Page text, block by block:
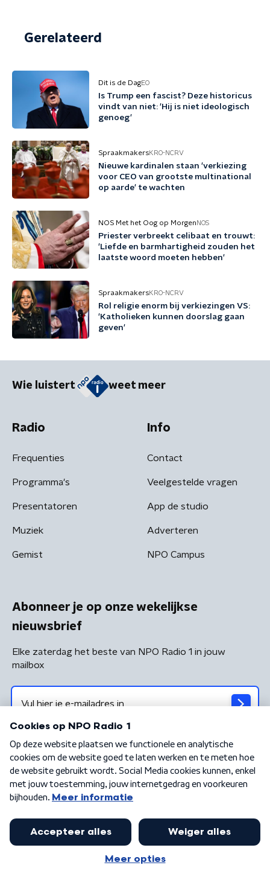
Gerelateerd
Dit is de DagEO
Is Trump een fascist? Deze historicus
vindt van niet: 'Hij is niet ideologisch
genoeg'
SpraakmakersKRO-NCRV
Nieuwe kardinalen staan 'verkiezing
voor CEO van grootste multinational
op aarde' te wachten
NOS Met het Oog op Morgen NOS
Priester verbreekt celibaat en trouwt:
'Liefde en barmhartigheid zouden het
laatste woord moeten hebben'
SpraakmakersKRO-NCRV
Rol religie enorm bij verkiezingen VS:
'Katholieken kunnen doorslag gaan
geven'
Wie luistert weet meer
Radio
Frequenties
Programma's
Presentatoren
Muziek
Gemist
Info
Contact
Veelgestelde vragen
App de studio
Adverteren
NPO Campus
Abonneer je op onze wekelijkse
nieuwsbrief
Elke zaterdag het beste van NPO Radio 1 in jouw
mailbox
Algemene voorwaarden